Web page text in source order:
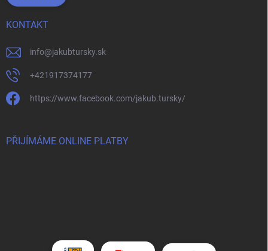
KONTAKT
info@jakubtursky.sk
+421917374177
https://www.facebook.com/jakub.tursky/
PŘIJÍMÁME ONLINE PLATBY